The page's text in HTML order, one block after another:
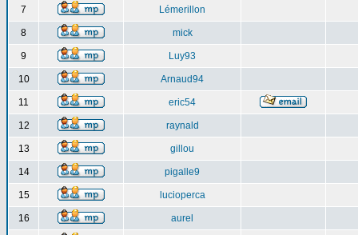
7 Lémerillon
8 mick
9 Luy93
10 Arnaud94
11 eric54
12 raynald
13 gillou
14 pigalle9
15 lucioperca
16 aurel